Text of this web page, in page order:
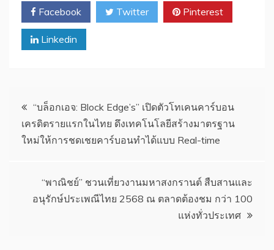
Facebook Twitter Pinterest
Linkedin
แนะแนว
เรื่อง
“บล็อกเอจ: Block Edge’s” เปิดตัวโทเคนคาร์บอน
เครดิตรายแรกในไทย ดึงเทคโนโลยีสร้างมาตรฐาน
ใหม่ให้การชดเชยคาร์บอนทำได้แบบ Real-time
“พาณิชย์” ชวนเที่ยวงานมหาสงกรานต์ สืบสานและ
อนุรักษ์ประเพณีไทย 2568 ณ ตลาดต้องชม กว่า 100
แห่งทั่วประเทศ